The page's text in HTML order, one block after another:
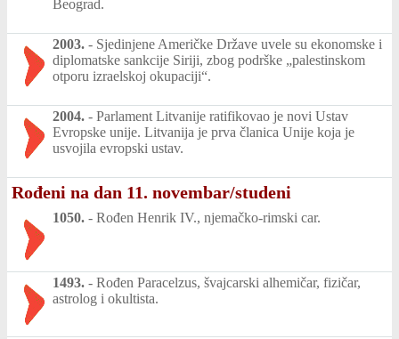
Beograd.
2003. - Sjedinjene Američke Države uvele su ekonomske i
diplomatske sankcije Siriji, zbog podrške „palestinskom
otporu izraelskoj okupaciji“.
2004. - Parlament Litvanije ratifikovao je novi Ustav
Evropske unije. Litvanija je prva članica Unije koja je
usvojila evropski ustav.
Rođeni na dan 11. novembar/studeni
1050. - Rođen Henrik IV., njemačko-rimski car.
1493. - Rođen Paracelzus, švajcarski alhemičar, fizičar,
astrolog i okultista.